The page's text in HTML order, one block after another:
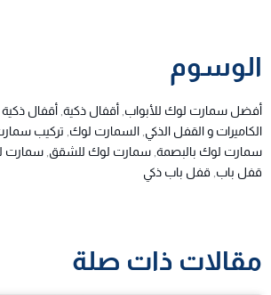
الوسوم
أفضل سمارت لوك للأبواب, أقفال ذكية, أقفال ذكية
الكاميرات و القفل الذكي, السمارت لوك, تركيب
سمارت لوك بالبصمة, سمارت لوك للشقق, سمارت
قفل باب, قفل باب ذكي
مقالات ذات صلة